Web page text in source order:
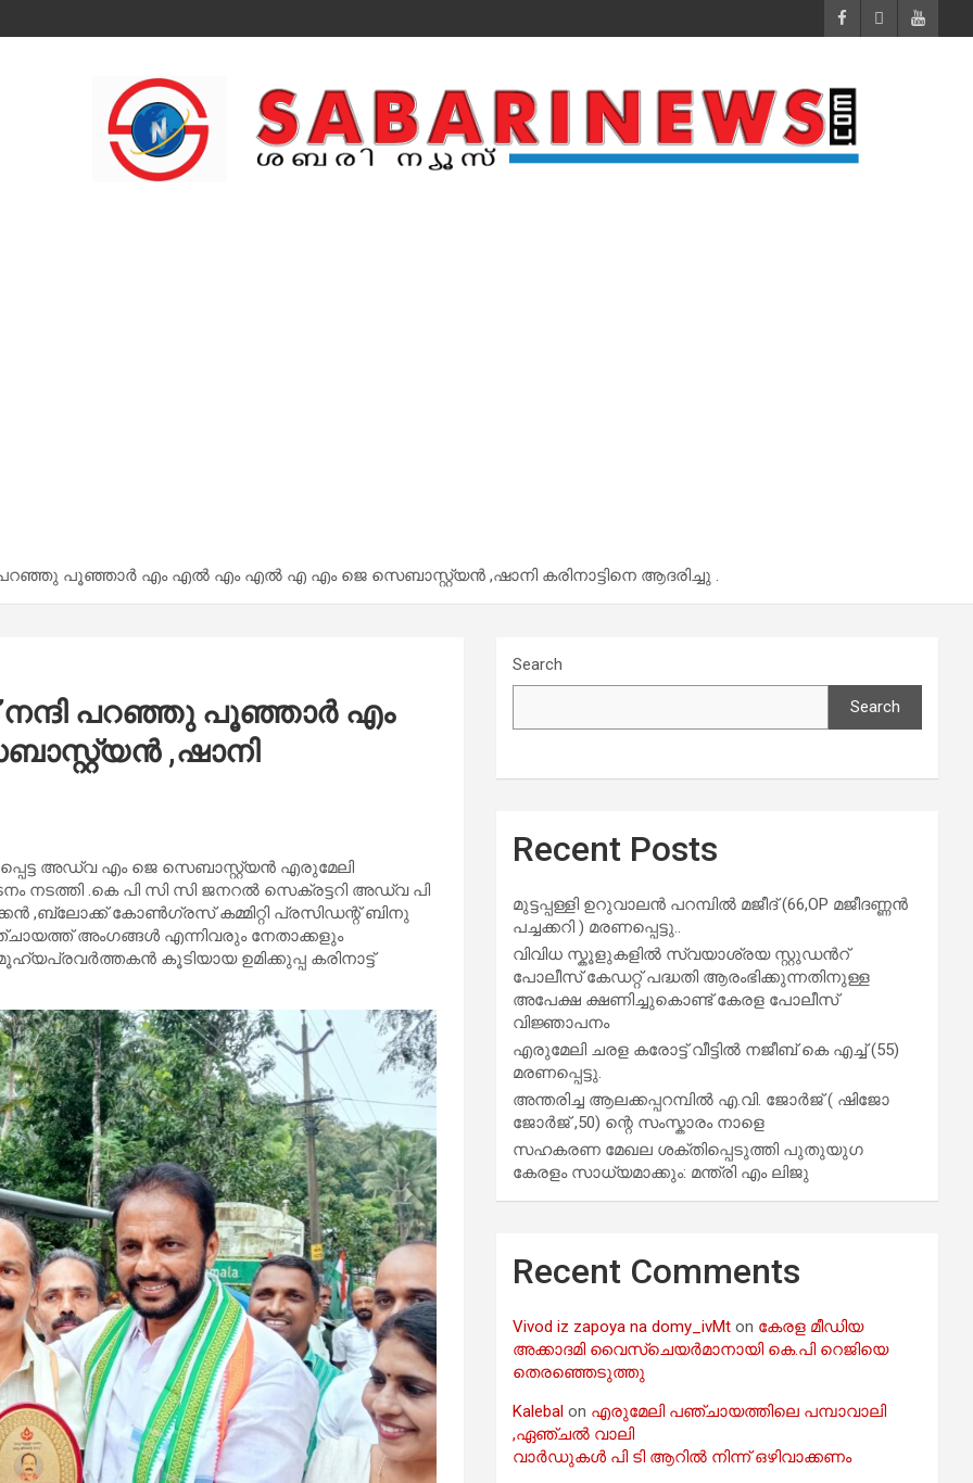
പറഞ്ഞു പൂഞ്ഞാർ എം എൽ എം എൽ എ എം ജെ സെബാസ്റ്റ്യൻ ,ഷാനി കരിനാട്ടിനെ ആദരിച്ചു .
നന്ദി പറഞ്ഞു പൂഞ്ഞാർ എം
,ഷാനി
അഡ്വ എം ജെ സെബാസ്റ്റ്യൻ എരുമേലി
നടത്തി .കെ പി സി സി ജനറൽ സെക്രട്ടറി അഡ്വ പി
,ബ്ലോക്ക് കോൺഗ്രസ് കമ്മിറ്റി പ്രസിഡന്റ് ബിനു
അംഗങ്ങൾ എന്നിവരും നേതാക്കളും
കൂടിയായ ഉമിക്കുപ്പ കരിനാട്ട്
Search
Search
Recent Posts
മുട്ടപ്പള്ളി ഉറുവാലൻ പറമ്പിൽ മജീദ് (66,OP മജീദണ്ണൻ
പച്ചക്കറി ) മരണപ്പെട്ടു..
വിവിധ സ്കൂളുകളില്‍ സ്വയാശ്രയ സ്റ്റുഡന്‍റ്
പോലീസ് കേഡറ്റ് പദ്ധതി ആരംഭിക്കുന്നതിനുള്ള
അപേക്ഷ ക്ഷണിച്ചുകൊണ്ട് കേരള പോലീസ്
വിജ്ഞാപനം
എരുമേലി ചരള കരോട്ട് വീട്ടിൽ നജീബ് കെ എച്ച് (55)
മരണപ്പെട്ടു.
അന്തരിച്ച ആ​ല​ക്ക​പ്പ​റമ്പിൽ​ എ.​വി. ജോ​ർ​ജ് ( ഷിജോ
ജോർജ് ,50) ന്റെ സംസ്കാരം നാളെ
സഹകരണ മേഖല ശക്തിപ്പെടുത്തി പുതുയുഗ
കേരളം സാധ്യമാക്കും: മന്ത്രി എം ലിജു
Recent Comments
Vivod iz zapoya na domy_ivMt on കേരള മീഡിയ
അക്കാദമി വൈസ്ചെയർമാനായി കെ.പി റെജിയെ
തെരഞ്ഞെടുത്തു
Kalebal on എരുമേലി പഞ്ചായത്തിലെ പമ്പാവാലി
,ഏഞ്ചൽ വാലി
വാർഡുകൾ പി ടി ആറിൽ നിന്ന് ഒഴിവാക്കണം